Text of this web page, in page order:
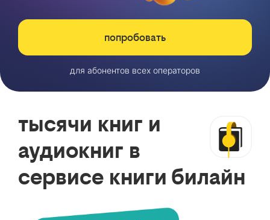
попробовать
для абонентов всех операторов
тысячи книг и
аудиокниг в
сервисе книги билайн